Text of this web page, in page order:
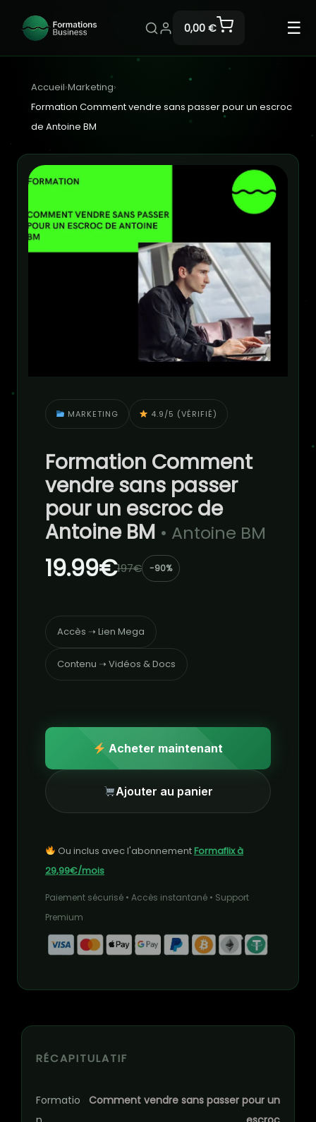
0,00 € ☰
Accueil›Marketing›
Formation Comment vendre sans passer pour un escroc
de Antoine BM
MARKETING 4.9/5 (VÉRIFIÉ)
Formation Comment
vendre sans passer
pour un escroc de
Antoine BM • Antoine BM
19.99€197€ -90%
Accès ➝ Lien Mega
Contenu ➝ Vidéos & Docs
Acheter maintenant
Ajouter au panier
Ou inclus avec l'abonnementFormaflix à
29,99€/mois
Paiement sécurisé • Accès instantané • Support
Premium
RÉCAPITULATIF
Formatio
Comment vendre sans passer pour un